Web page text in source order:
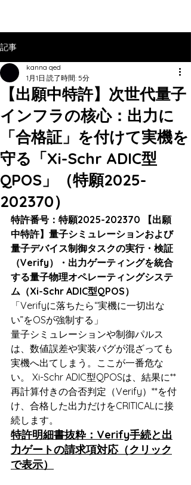
記事
【出願中特許】次世代量子
インフラの核心：出力に
「合格証」を付けて実機を
守る「Xi-Schr ADIC型
QPOS」（特願2025-
202370）
kanna qed
1月1日 読了時間: 5分
特許番号：特願2025-202370 【出願
中特許】量子シミュレーションおよび
量子デバイス制御タスクの実行・検証
（Verify）・出力ゲーティングを統合
する量子物理オペレーティングシステ
ム（Xi-Schr ADIC型QPOS）
「Verifyに落ちたら“実機に一切出な
い”をOSが強制する」
量子シミュレーションや制御パルス
は、数値誤差や実装バグが混ざっても
実機へ出てしまう。ここが一番危な
い。 Xi-Schr ADIC型QPOSは、結果に**
再計算付きの合否判定（Verify）**を付
け、合格した出力だけをCRITICALに接
続します。
特許明細書抜粋：Verify手続と出
力ゲートの請求項対応（クリック
で表示）